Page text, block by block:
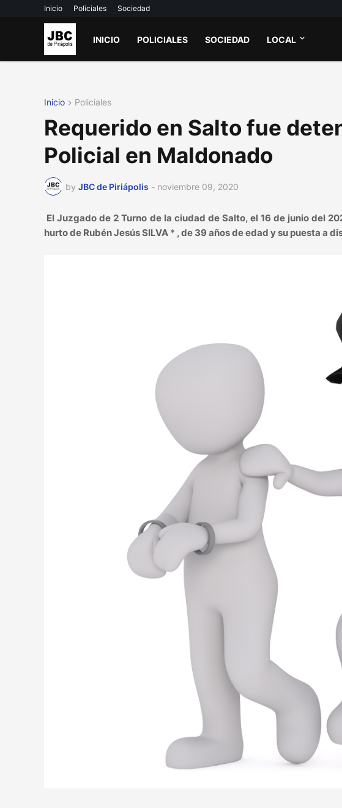
Inicio Policiales Sociedad
INICIO POLICIALES SOCIEDAD LOCAL
Inicio Policiales
Requerido en Salto fue
Policial en Maldonado
by JBC de Piriápolis - noviembre 09, 2020
El Juzgado de 2 Turno de la ciudad de Salto, el 16 de junio del
hurto de Rubén Jesús SILVA * , de 39 años de edad y su puesta a